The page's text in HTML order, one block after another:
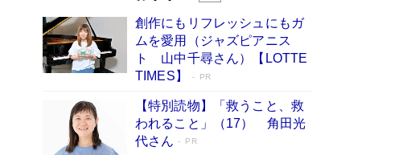
東野圭吾、伊坂幸太郎の人気シリーズ最新作どち
らも文庫化 映画化された直木賞受賞作もランク
イン［文庫ベストセラー］
Book Bang
創作にもリフレッシュにもガ
ムを愛用（ジャズピアニス
ト 山中千尋さん）【LOTTE
TIMES】
PR
【特別読物】「救うこと、救
われること」（17） 角田光
代さん
PR